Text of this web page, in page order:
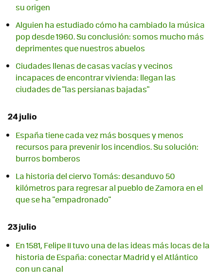
su origen
Alguien ha estudiado cómo ha cambiado la música
pop desde 1960. Su conclusión: somos mucho más
deprimentes que nuestros abuelos
Ciudades llenas de casas vacías y vecinos
incapaces de encontrar vivienda: llegan las
ciudades de "las persianas bajadas"
24 julio
España tiene cada vez más bosques y menos
recursos para prevenir los incendios. Su solución:
burros bomberos
La historia del ciervo Tomás: desanduvo 50
kilómetros para regresar al pueblo de Zamora en el
que se ha "empadronado"
23 julio
En 1581, Felipe II tuvo una de las ideas más locas de la
historia de España: conectar Madrid y el Atlántico
con un canal